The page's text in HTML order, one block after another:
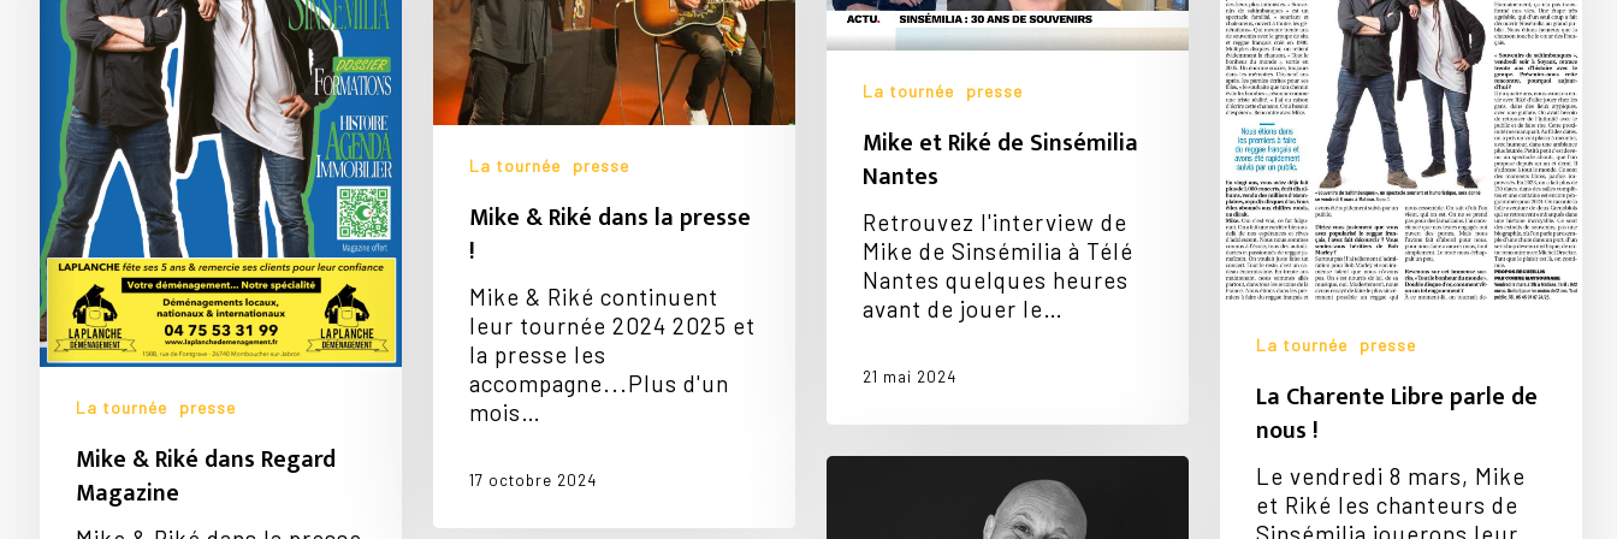
Votre panier est vide.
Go To Shop
Magazine
La tournée presse
Mike & Riké dans Regard
Magazine
presse
La tournée presse
Mike & Riké dans la presse
!
Mike & Riké continuent
leur tournée 2024 2025 et
la presse les
accompagne...Plus d'un
mois…
17 octobre 2024
Nantes
La tournée presse
Mike et Riké de Sinsémilia
Nantes
Retrouvez l'interview de
Mike de Sinsémilia à Télé
Nantes quelques heures
avant de jouer le…
21 mai 2024
nous
!
La tournée presse
La Charente Libre parle de
nous !
Le vendredi 8 mars, Mike
et Riké les chanteurs de
Folies